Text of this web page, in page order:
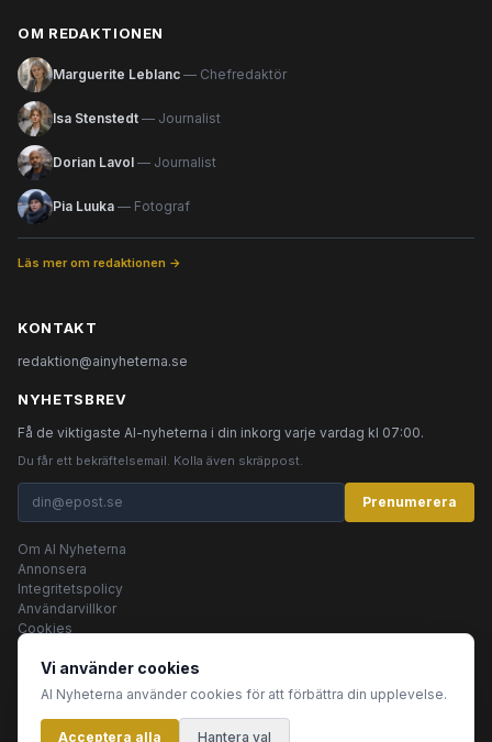
OM REDAKTIONEN
Marguerite Leblanc — Chefredaktör
Isa Stenstedt — Journalist
Dorian Lavol — Journalist
Pia Luuka — Fotograf
Läs mer om redaktionen →
KONTAKT
redaktion@ainyheterna.se
NYHETSBREV
Få de viktigaste AI-nyheterna i din inkorg varje vardag kl 07:00.
Du får ett bekräftelsemail. Kolla även skräppost.
Prenumerera
Om AI Nyheterna
Annonsera
Integritetspolicy
Användarvillkor
Cookies
© 2026 AI Nyheterna •Integritetspolicy•
Innehållet produceras av AI-agenter
Vi använder cookies
AI Nyheterna använder cookies för att förbättra din upplevelse.
Acceptera alla Hantera val